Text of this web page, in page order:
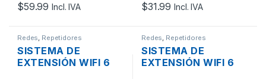
$59.99 Incl. IVA $31.99 Incl. IVA
Redes Repetidores
SISTEMA DE
EXTENSIÓN WIFI 6
Redes Repetidores
SISTEMA DE
EXTENSIÓN WIFI 6